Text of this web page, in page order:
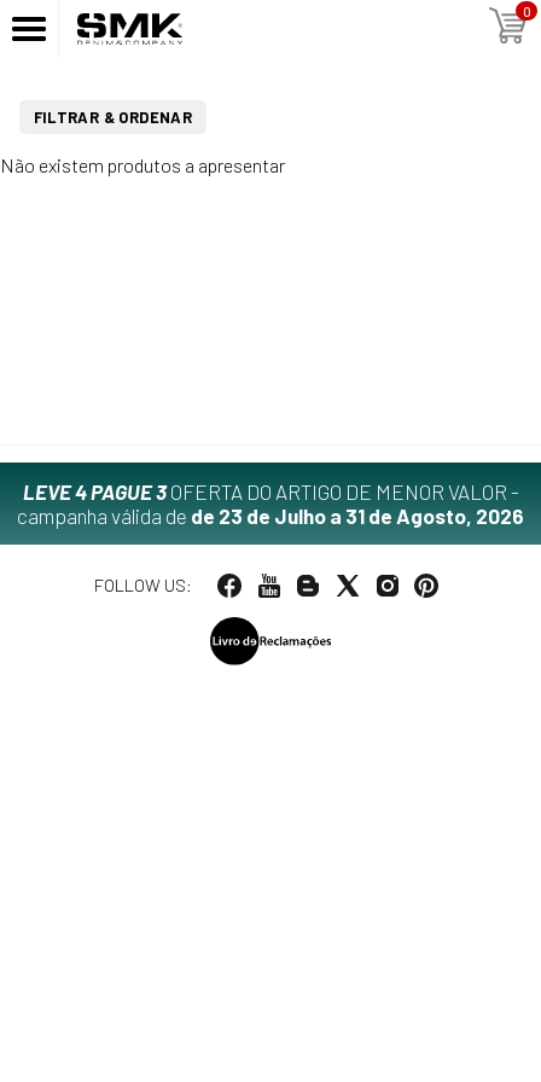
0
FILTRAR & ORDENAR
Não existem produtos a apresentar
LEVE 4 PAGUE 3OFERTA DO ARTIGO DE MENOR VALOR -
campanha válida de de 23 de Julho a 31 de Agosto, 2026
FOLLOW US: